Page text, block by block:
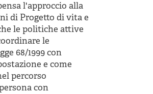
l'approccio alla
di Progetto di vita e
le politiche attive
le
68/1999 con
e come
percorso
con